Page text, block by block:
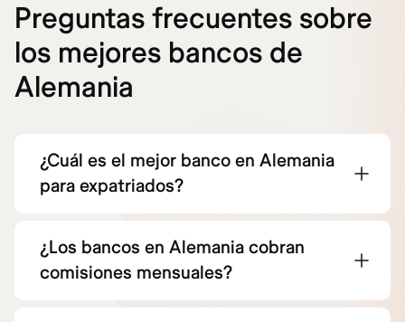
Preguntas frecuentes sobre
los mejores bancos de
Alemania
¿Cuál es el mejor banco en Alemania
para expatriados?
¿Los bancos en Alemania cobran
comisiones mensuales?